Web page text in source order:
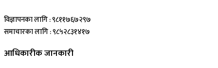
विज्ञापनका लागि : ९८११७६७२९७
समाचारका लागि : ९८५२८३१४१७
आधिकारीक जानकारी